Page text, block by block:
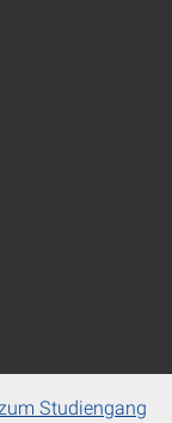
Studiengang